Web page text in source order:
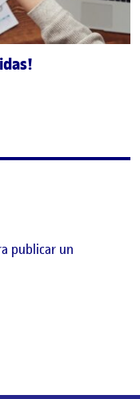
publicar un